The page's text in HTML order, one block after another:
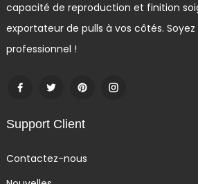
capacité de reproduction et finition
exportateur de pulls à vos côtés.
professionnel !
Support Client
Contactez-nous